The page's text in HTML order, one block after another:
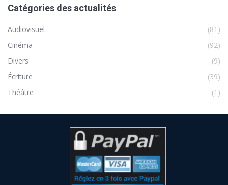
Catégories des actualités
Audiovisuel
(81)
Cinéma
(92)
Divers
(9)
Écriture
(39)
Théâtre
(1)